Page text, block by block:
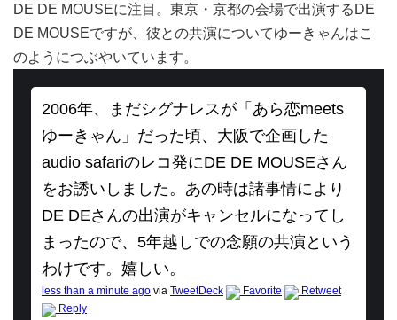
DE DE MOUSEに注目。東京・京都の会場で出演するDE
DE MOUSEですが、彼との共演についてゆーきゃんはこ
のようにつぶやいています。
2006年、まだシグナレスが「あら恋meets
ゆーきゃん」だった頃、大阪で企画した
audio safariのレコ発にDE DE MOUSEさん
をお誘いしました。あの時は諸事情により
DE DEさんの出演がキャンセルになってし
まったので、5年越しでの念願の共演という
わけです。嬉しい。
less than a minute ago via TweetDeck Favorite
Retweet
Reply